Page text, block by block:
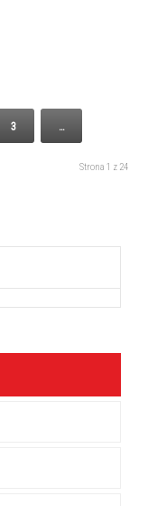
3 …
Strona 1 z 24